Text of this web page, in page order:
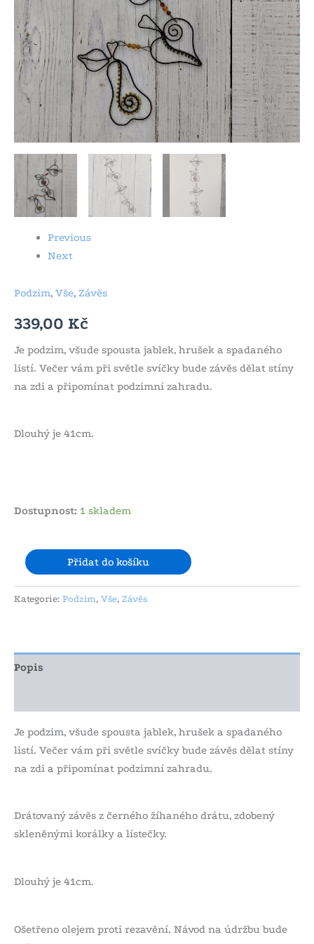
Previous
Next
Podzim, Vše, Závěs
339,00 Kč
Je podzim, všude spousta jablek, hrušek a spadaného
listí. Večer vám při světle svíčky bude závěs dělat stíny
na zdi a připomínat podzimní zahradu.
Dlouhý je 41cm.
Dostupnost: 1 skladem
Přidat do košíku
Kategorie: Podzim, Vše, Závěs
Popis
Je podzim, všude spousta jablek, hrušek a spadaného
listí. Večer vám při světle svíčky bude závěs dělat stíny
na zdi a připomínat podzimní zahradu.
Drátovaný závěs z černého žíhaného drátu, zdobený
skleněnými korálky a lístečky.
Dlouhý je 41cm.
Ošetřeno olejem proti rezavění. Návod na údržbu bude